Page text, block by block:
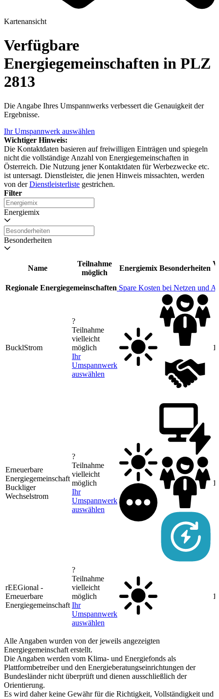
Kartenansicht
Verfügbare
Energiegemeinschaften in PLZ
2813
Die Angabe Ihres Umspannwerks verbessert die Genauigkeit der
Ergebnisse.
Ihr Umspannwerk auswählen
Wichtiger Hinweis:
Die Kontaktdaten basieren auf freiwilligen Einträgen und spiegeln
nicht die vollständige Anzahl von Energiegemeinschaften in
Österreich. Die Nutzung jener Kontaktdaten für Werbezwecke etc.
ist untersagt. Dienstleister, die jenen Hinweis missachten, werden
von derDienstleisterliste gestrichen.
Filter
Energiemix
Besonderheiten
Name
Teilnahme
möglich
Energiemix Besonderheiten
Regionale Energiegemeinschaften Spare Kosten bei Netzen und
BucklStrom
?
Teilnahme
vielleicht
möglich
Ihr
Umspannwerk
auswählen
Erneuerbare
Energiegemeinschaft
Buckliger
Wechselstrom
?
Teilnahme
vielleicht
möglich
Ihr
Umspannwerk
auswählen
rEEGional -
Erneuerbare
Energiegemeinschaft
?
Teilnahme
vielleicht
möglich
Ihr
Umspannwerk
auswählen
Alle Angaben wurden von der jeweils angezeigten
Energiegemeinschaft erstellt.
Die Angaben werden vom Klima- und Energiefonds als
Plattformbetreiber und den Energieberatungseinrichtungen der
Bundesländer nicht überprüft und dienen ausschließlich der
Orientierung.
Es wird daher keine Gewähr für die Richtigkeit, Vollständigkeit und